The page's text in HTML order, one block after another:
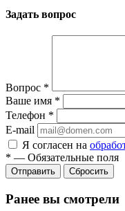
Задать вопрос
Вопрос *
Ваше имя *
Телефон *
E-mail
Я согласен на
* — Обязательные поля
Сбросить
Ранее вы смотрели